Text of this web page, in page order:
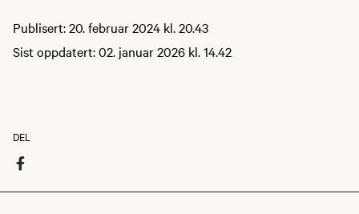
Publisert: 20. februar 2024 kl. 20.43
Sist oppdatert: 02. januar 2026 kl. 14.42
DEL